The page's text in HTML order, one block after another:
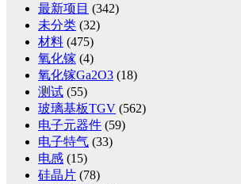
最新项目 (342)
未分类 (32)
材料 (475)
氧化镓 (4)
氧化镓Ga2O3 (18)
测试 (55)
玻璃基板TGV (562)
电子元器件 (59)
电子特气 (33)
电感 (15)
硅晶片 (78)